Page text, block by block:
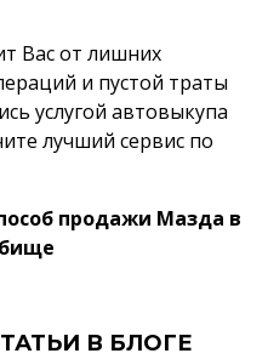
Вас от лишних
и пустой траты
услугой автовыкупа
лучший сервис по
продажи Мазда в
В БЛОГЕ